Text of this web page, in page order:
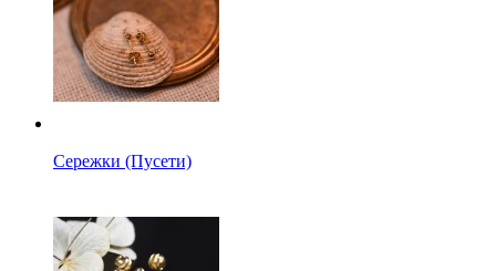
Сережки (Пусети)